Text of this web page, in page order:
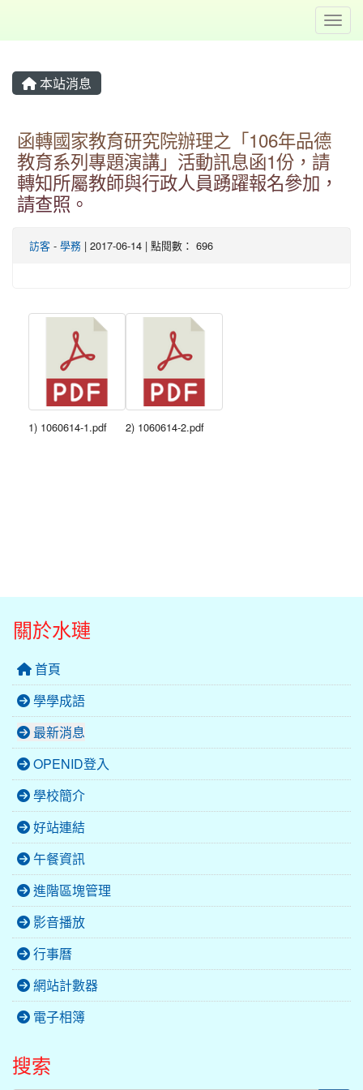
本站消息
函轉國家教育研究院辦理之「106年品德
教育系列專題演講」活動訊息函1份，請
轉知所屬教師與行政人員踴躍報名參加，
請查照。
訪客 - 學務 | 2017-06-14 | 點閱數： 696
1) 1060614-1.pdf 2) 1060614-2.pdf
關於水璉
首頁
學學成語
最新消息
OPENID登入
學校簡介
好站連結
午餐資訊
進階區塊管理
影音播放
行事曆
網站計數器
電子相簿
搜索